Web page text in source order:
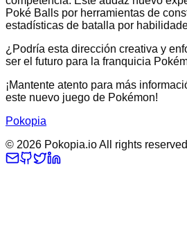
Poké Balls por herramientas de
estadísticas de batalla por
¿Podría esta dirección creativa y
ser el futuro para la franquicia
¡Mantente atento para más
este nuevo juego de Pokémon!
Pokopia
© 2026 Pokopia.io All rights